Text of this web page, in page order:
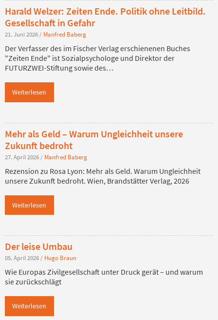
Harald Welzer: Zeiten Ende. Politik ohne Leitbild.
Gesellschaft in Gefahr
21. Juni 2026 / Manfred Baberg
Der Verfasser des im Fischer Verlag erschienenen Buches
"Zeiten Ende" ist Sozialpsychologe und Direktor der
FUTURZWEI-Stiftung sowie des…
Weiterlesen
Mehr als Geld – Warum Ungleichheit unsere
Zukunft bedroht
27. April 2026 / Manfred Baberg
Rezension zu Rosa Lyon: Mehr als Geld. Warum Ungleichheit
unsere Zukunft bedroht. Wien, Brandstätter Verlag, 2026
Weiterlesen
Der leise Umbau
05. April 2026 / Hugo Braun
Wie Europas Zivilgesellschaft unter Druck gerät – und warum
sie zurückschlägt
Weiterlesen